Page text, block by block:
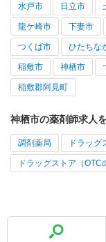
水戸市 日立市
龍ケ崎市 下妻市
つくば市 ひたちな
稲敷市 神栖市
稲敷郡阿見町
神栖市の薬剤師求人
調剤薬局 ドラッグ
ドラッグストア（OTC